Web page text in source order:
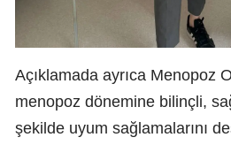
Açıklamada ayrıca Menopoz
menopoz dönemine bilinçli,
şekilde uyum sağlamalarını